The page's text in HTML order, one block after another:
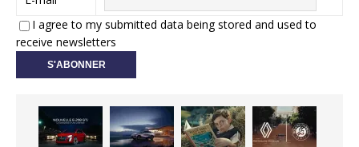
I agree to my submitted data being stored and used to
receive newsletters